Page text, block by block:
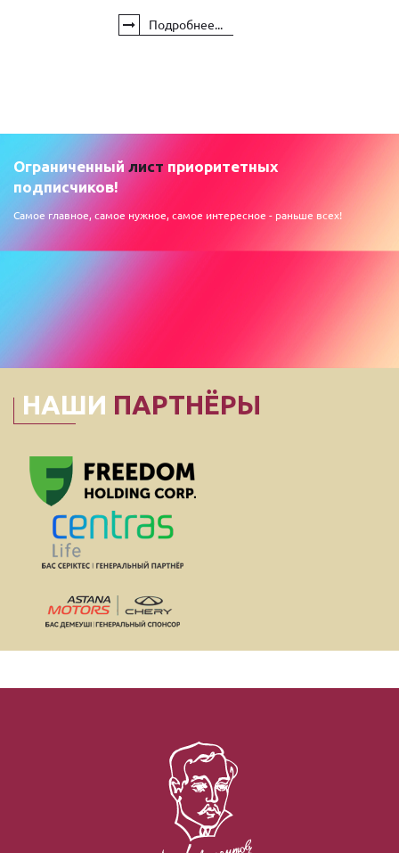
Подробнее...
Ограниченный лист приоритетных
подписчиков!
Самое главное, самое нужное, самое интересное - раньше всех!
НАШИ ПАРТНЁРЫ